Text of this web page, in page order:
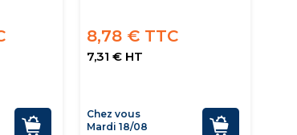
8,78 € TTC
7,31 € HT
Chez vous
Mardi 18/08